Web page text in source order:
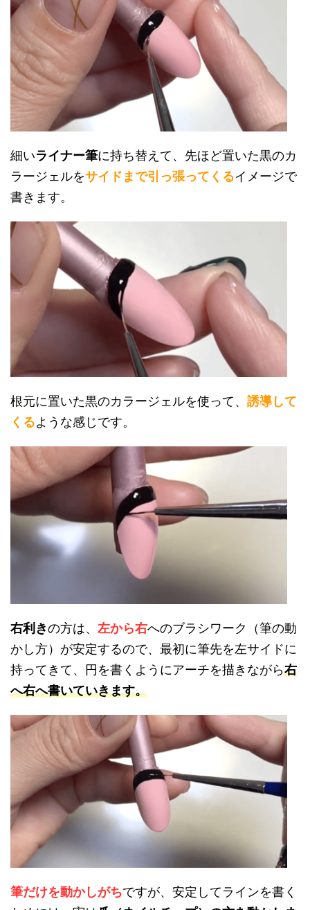
細いライナー筆に持ち替えて、先ほど置いた黒のカ
ラージェルをサイドまで引っ張ってくるイメージで
書きます。
根元に置いた黒のカラージェルを使って、 誘導して
くるような感じです。
右利きの方は、 左から右へのブラシワーク（筆の動
かし方）が安定するので、最初に筆先を左サイドに
持ってきて、円を書くようにアーチを描きながら右
へ右へ書いていきます。
筆だけを動かしがちですが、安定してラインを書く